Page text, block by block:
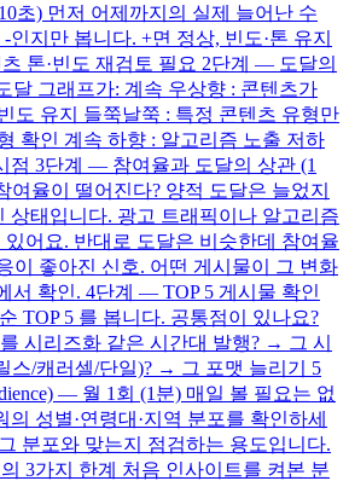
초) 먼저 어제까지의 실제 늘어난 수
인지만 봅니다. +면 정상, 빈도·톤 유지
톤·빈도 재검토 필요 2단계 — 도달의
달 그래프가: 계속 우상향 : 콘텐츠가
도 유지 들쭉날쭉 : 특정 콘텐츠 유형만
확인 계속 하향 : 알고리즘 노출 저하
3단계 — 참여율과 도달의 상관 (1
여율이 떨어진다? 양적 도달은 늘었지
상태입니다. 광고 트래픽이나 알고리즘
어요. 반대로 도달은 비슷한데 참여율
이 좋아진 신호. 어떤 게시물이 그 변화
서 확인. 4단계 — TOP 5 게시물 확인
TOP 5 를 봅니다. 공통점이 있나요?
시리즈화 같은 시간대 발행? → 그 시
스/캐러셀/단일)? → 그 포맷 늘리기 5
— 월 1회 (1분) 매일 볼 필요는 없
의 성별·연령대·지역 분포를 확인하세
분포와 맞는지 점검하는 용도입니다.
3가지 한계 처음 인사이트를 켜본 분